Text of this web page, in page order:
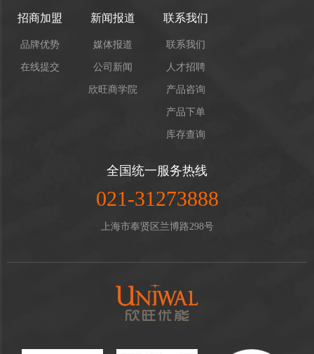
招商加盟
品牌优势
在线提交
新闻报道
媒体报道
公司新闻
欣旺商学院
联系我们
联系我们
人才招聘
产品咨询
产品下单
库存查询
全国统一服务热线
021-31273888
上海市奉贤区兰博路298号